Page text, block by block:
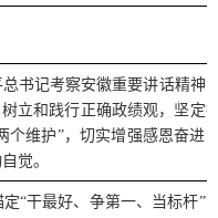
书记考察安徽重要讲话精神
立和践行正确政绩观，坚定
个维护”，切实增强感恩奋进
觉。
定“干最好、争第一、当标杆”